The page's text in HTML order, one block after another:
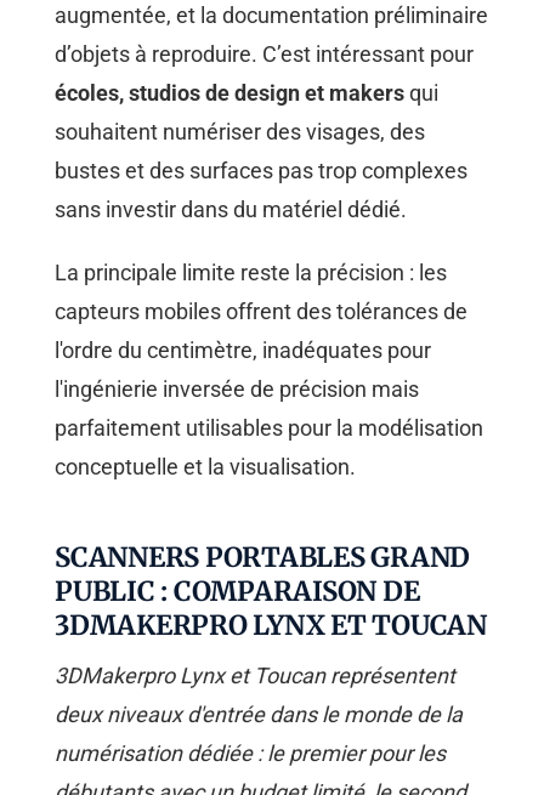
augmentée, et la documentation préliminaire
d’objets à reproduire. C’est intéressant pour
écoles, studios de design et makersqui
souhaitent numériser des visages, des
bustes et des surfaces pas trop complexes
sans investir dans du matériel dédié.
La principale limite reste la précision : les
capteurs mobiles offrent des tolérances de
l'ordre du centimètre, inadéquates pour
l'ingénierie inversée de précision mais
parfaitement utilisables pour la modélisation
conceptuelle et la visualisation.
SCANNERS PORTABLES GRAND
PUBLIC : COMPARAISON DE
3DMAKERPRO LYNX ET TOUCAN
3DMakerpro Lynx et Toucan représentent
deux niveaux d'entrée dans le monde de la
numérisation dédiée : le premier pour les